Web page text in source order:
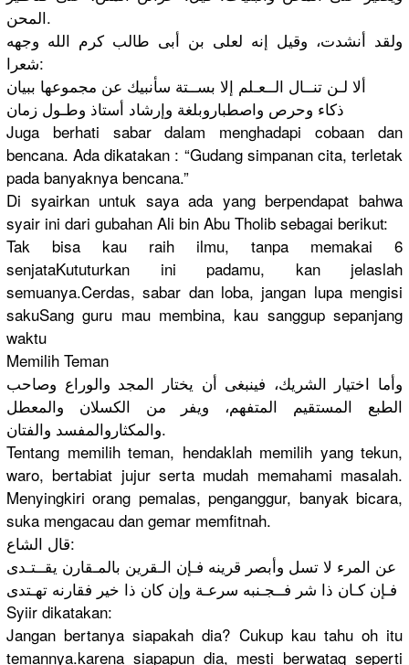
المحن.
ولقد أنشدت، وقيل إنه لعلى بن أبى طالب كرم الله وجهه
شعرا:
ألا لـن تنــال الــعـلم إلا بســتة سأنبيك عن مجموعها ببيان
ذكاء وحرص واصطباروبلغة وإرشاد أستاذ وطـول زمان
Juga berhati sabar dalam menghadapi cobaan dan
bencana. Ada dikatakan : “Gudang simpanan cita, terletak
pada banyaknya bencana.”
Di syairkan untuk saya ada yang berpendapat bahwa
syair ini dari gubahan Ali bin Abu Tholib sebagai berikut:
Tak bisa kau raih ilmu, tanpa memakai 6
senjataKututurkan ini padamu, kan jelaslah
semuanya.Cerdas, sabar dan loba, jangan lupa mengisi
sakuSang guru mau membina, kau sanggup sepanjang
waktu
Memilih Teman
وأما اختيار الشريك، فينبغى أن يختار المجد والوراع وصاحب
الطبع المستقيم المتفهم، ويفر من الكسلان والمعطل
والمكثاروالمفسد والفتان.
Tentang memilih teman, hendaklah memilih yang tekun,
waro, bertabiat jujur serta mudah memahami masalah.
Menyingkiri orang pemalas, penganggur, banyak bicara,
suka mengacau dan gemar memfitnah.
قال الشاع:
عن المرء لا تسل وأبصر قرينه فـإن الـقرين بالمـقارن يقــتـدى
فـإن كـان ذا شر فــجـنبه سرعـة وإن كان ذا خير فقارنه تهـتدى
Syiir dikatakan:
Jangan bertanya siapakah dia? Cukup kau tahu oh itu
temannya.karena siapapun dia, mesti berwataq seperti